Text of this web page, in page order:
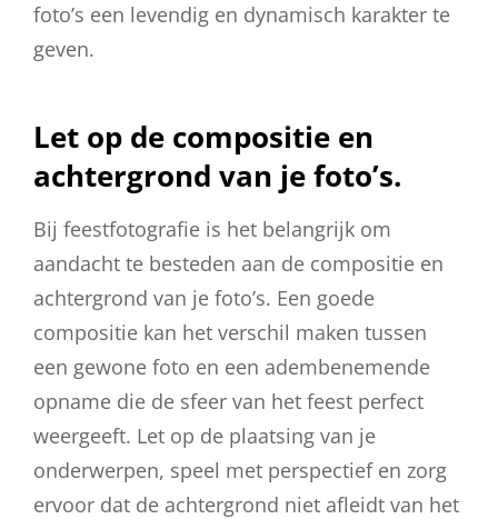
foto’s een levendig en dynamisch karakter te
geven.
Let op de compositie en
achtergrond van je foto’s.
Bij feestfotografie is het belangrijk om
aandacht te besteden aan de compositie en
achtergrond van je foto’s. Een goede
compositie kan het verschil maken tussen
een gewone foto en een adembenemende
opname die de sfeer van het feest perfect
weergeeft. Let op de plaatsing van je
onderwerpen, speel met perspectief en zorg
ervoor dat de achtergrond niet afleidt van het